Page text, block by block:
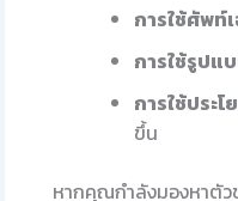
การใช้ศัพท์
การใช้รูปแ
การใช้ประโ
ขึ้น
หากคุณกำลังมองหาตัว